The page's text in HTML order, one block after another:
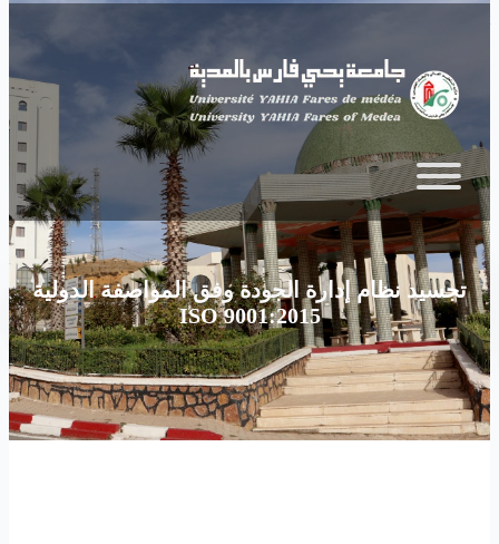
تجسيد نظام إدارة الجودة وفق المواصفة الدولية
ISO 9001:2015